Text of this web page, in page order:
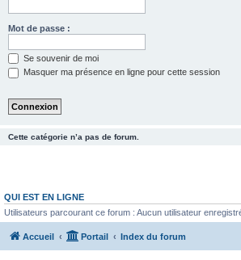
Mot de passe :
Se souvenir de moi
Masquer ma présence en ligne pour cette session
Cette catégorie n’a pas de forum.
QUI EST EN LIGNE
Utilisateurs parcourant ce forum : Aucun utilisateur
Accueil Portail Index du forum